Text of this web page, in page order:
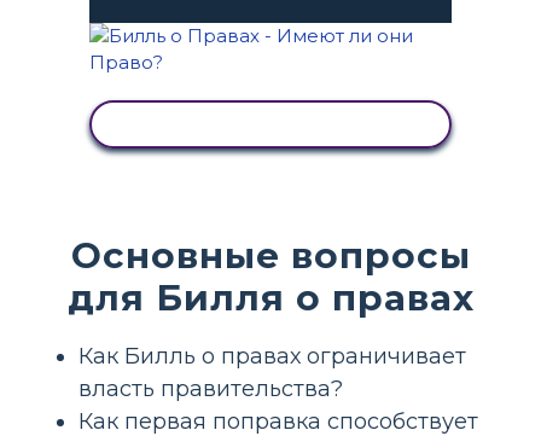
Основные вопросы
для Билля о правах
Как Билль о правах ограничивает
власть правительства?
Как первая поправка способствует